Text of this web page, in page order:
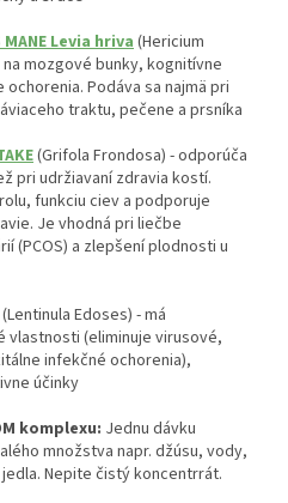
Levia hriva (Hericium
mozgové bunky, kognitívne
Podáva sa najmä pri
traktu, pečene a prsníka
(Grifola Frondosa) - odporúča
pri udržiavaní zdravia kostí.
funkciu ciev a podporuje
Je vhodná pri liečbe
(PCOS) a zlepšení plodnosti u
(Lentinula Edoses) - má
vlastnosti (eliminuje virusové,
infekčné ochorenia),
účinky
komplexu: Jednu dávku
množstva napr. džúsu, vody,
Nepite čistý koncentrrát.